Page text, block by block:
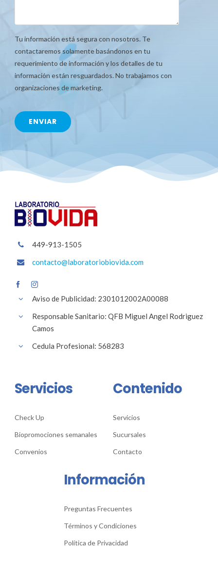
Tu información está segura con nosotros. Te
contactaremos solamente basándonos en tu
requerimiento de información y los detalles de tu
información están resguardados. No trabajamos con
organizaciones de marketing.
ENVIAR
449-913-1505
contacto@laboratoriobiovida.com
Aviso de Publicidad: 2301012002A00088
Responsable Sanitario: QFB Miguel Angel Rodriguez
Camos
Cedula Profesional: 568283
Servicios
Check Up
Biopromociones semanales
Convenios
Contenido
Servicios
Sucursales
Contacto
Información
Preguntas Frecuentes
Términos y Condiciones
Política de Privacidad